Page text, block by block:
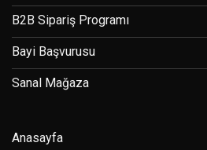
Anasayfa
B2B Sipariş Programı
Bayi Başvurusu
Sanal Mağaza